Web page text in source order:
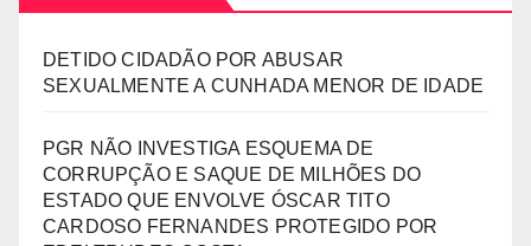
DETIDO CIDADÃO POR ABUSAR
SEXUALMENTE A CUNHADA MENOR DE IDADE
PGR NÃO INVESTIGA ESQUEMA DE
CORRUPÇÃO E SAQUE DE MILHÕES DO
ESTADO QUE ENVOLVE ÓSCAR TITO
CARDOSO FERNANDES PROTEGIDO POR